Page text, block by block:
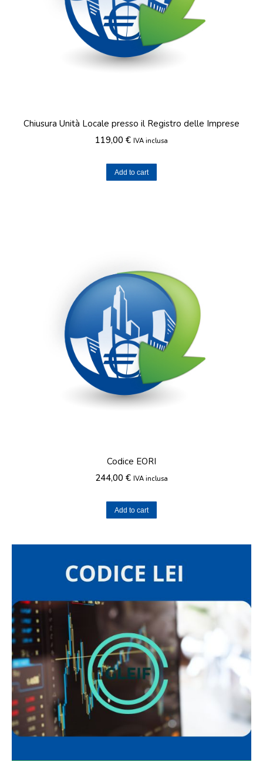
Chiusura Unità Locale presso il Registro delle Imprese
119,00 € IVA inclusa
Add to cart
Codice EORI
244,00 € IVA inclusa
Add to cart